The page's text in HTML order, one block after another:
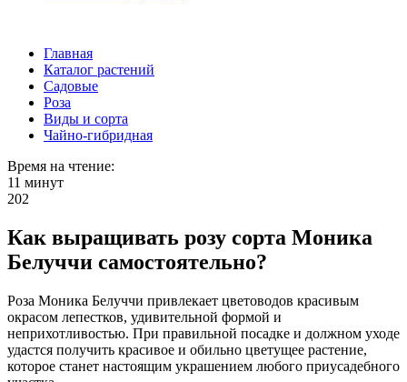
Главная
Каталог растений
Садовые
Роза
Виды и сорта
Чайно-гибридная
Время на чтение:
11 минут
202
Как выращивать розу сорта Моника
Белуччи самостоятельно?
Роза Моника Белуччи привлекает цветоводов красивым
окрасом лепестков, удивительной формой и
неприхотливостью. При правильной посадке и должном уходе
удастся получить красивое и обильно цветущее растение,
которое станет настоящим украшением любого приусадебного